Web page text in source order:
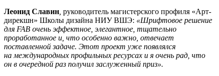
Леонид Славин руководитель магистерского профиля «Арт-
дирекшн» Школы дизайна НИУ ВШЭ: «Шрифтовое решение
для FAB очень эффектное, элегантное, тщательно
проработанное и, что особенно важно, отвечает
поставленной задаче. Этот проект уже появлялся
на международных профильных ресурсах и я очень рад, что
он в очередной раз получил заслуженный приз».